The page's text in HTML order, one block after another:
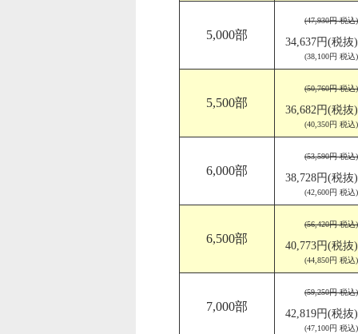
5,000部
(47,930円 税込)
34,637円(税抜)
(38,100円 税込)
5,500部
(50,760円 税込)
36,682円(税抜)
(40,350円 税込)
6,000部
(53,590円 税込)
38,728円(税抜)
(42,600円 税込)
6,500部
(56,420円 税込)
40,773円(税抜)
(44,850円 税込)
7,000部
(59,250円 税込)
42,819円(税抜)
(47,100円 税込)